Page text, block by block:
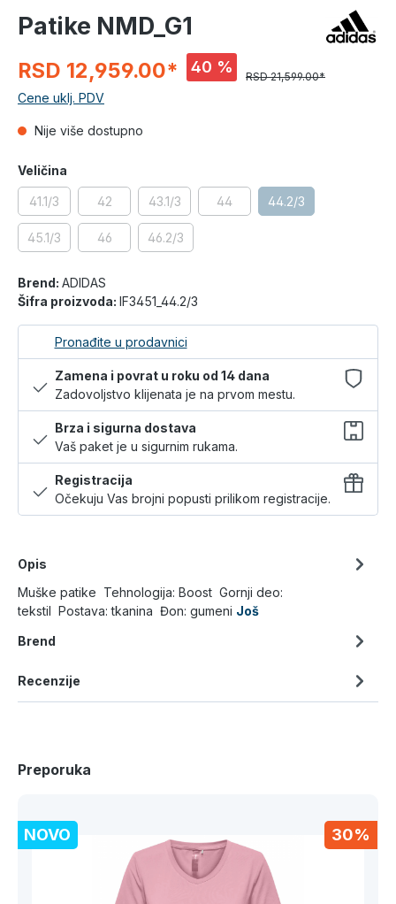
Patike NMD_G1
RSD 12,959.00* 40 %
RSD 21,599.00*
Cene uklj. PDV
Nije više dostupno
Veličina
41.1/3 42 43.1/3 44 44.2/3
45.1/3 46 46.2/3
Brend: ADIDAS
Šifra proizvoda: IF3451_44.2/3
Pronađite u prodavnici
Zamena i povrat u roku od 14 dana
Zadovoljstvo klijenata je na prvom mestu.
Brza i sigurna dostava
Vaš paket je u sigurnim rukama.
Registracija
Očekuju Vas brojni popusti prilikom registracije.
Opis
Muške patike Tehnologija: Boost Gornji deo:
tekstil Postava: tkanina Đon: gumeni Još
Brend
Recenzije
Preporuka
30%
NOVO